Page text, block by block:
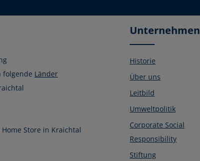
folgende Länder
Store in Kraichtal
Unternehmen
Historie
Über uns
Leitbild
Umweltpolitik
Corporate Social
Responsibility
Stiftung